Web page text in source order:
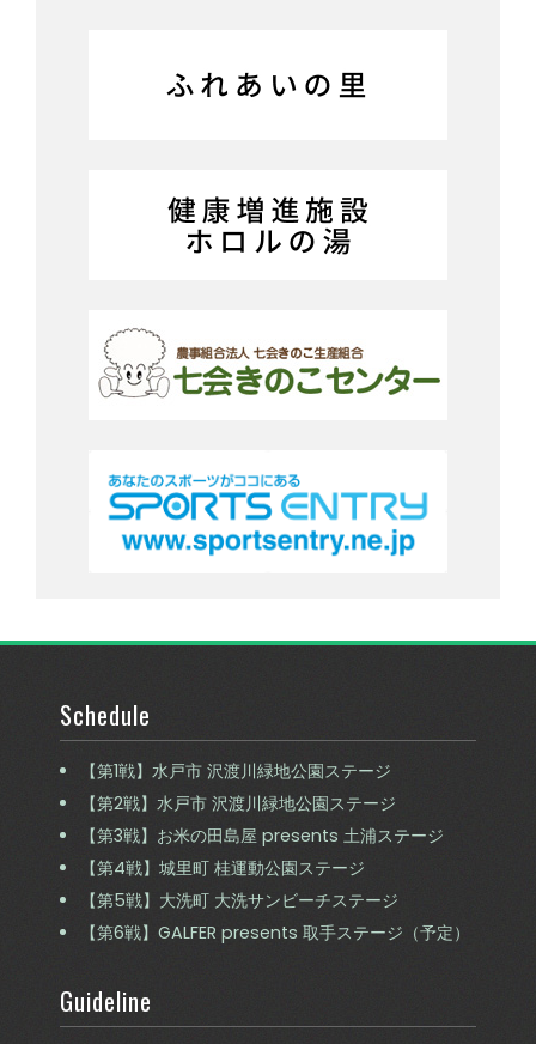
Schedule
【第1戦】水戸市 沢渡川緑地公園ステージ
【第2戦】水戸市 沢渡川緑地公園ステージ
【第3戦】お米の田島屋 presents 土浦ステージ
【第4戦】城里町 桂運動公園ステージ
【第5戦】大洗町 大洗サンビーチステージ
【第6戦】GALFER presents 取手ステージ（予定）
Guideline